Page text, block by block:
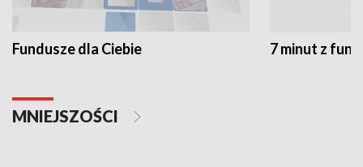
Fundusze dla Ciebie 7 minut z
MNIEJSZOŚCI